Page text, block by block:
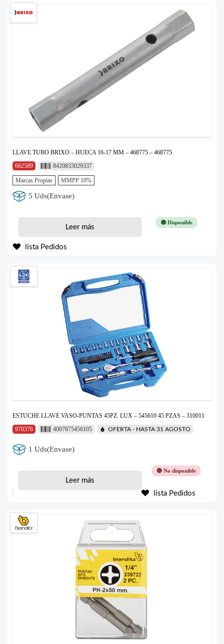
LLAVE TUBO BRIXO – HUECA 16-17 MM – 468775 – 468775
662589
8420833029337
Marcas Propias MMPP 10%
5 Uds(Envase)
🟢 Disponible
Leer más
lista Pedidos
ESTUCHE LLAVE VASO-PUNTAS 45PZ. LUX – 545610 45 PZAS – 310011
970376
4007875456105 OFERTA - HASTA 31 AGOSTO
1 Uds(Envase)
🔴 No disponible
Leer más
lista Pedidos